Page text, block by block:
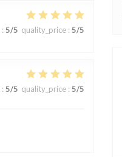
: 5/5 quality_price: 5/5
: 5/5 quality_price: 5/5